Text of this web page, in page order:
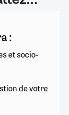
:
et socio-
de votre